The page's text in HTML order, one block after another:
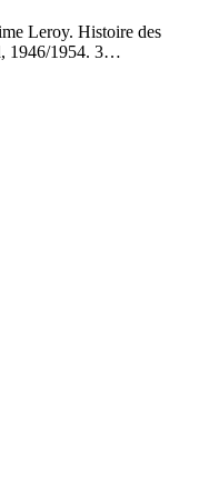
Leroy. Histoire des
1946/1954. 3…